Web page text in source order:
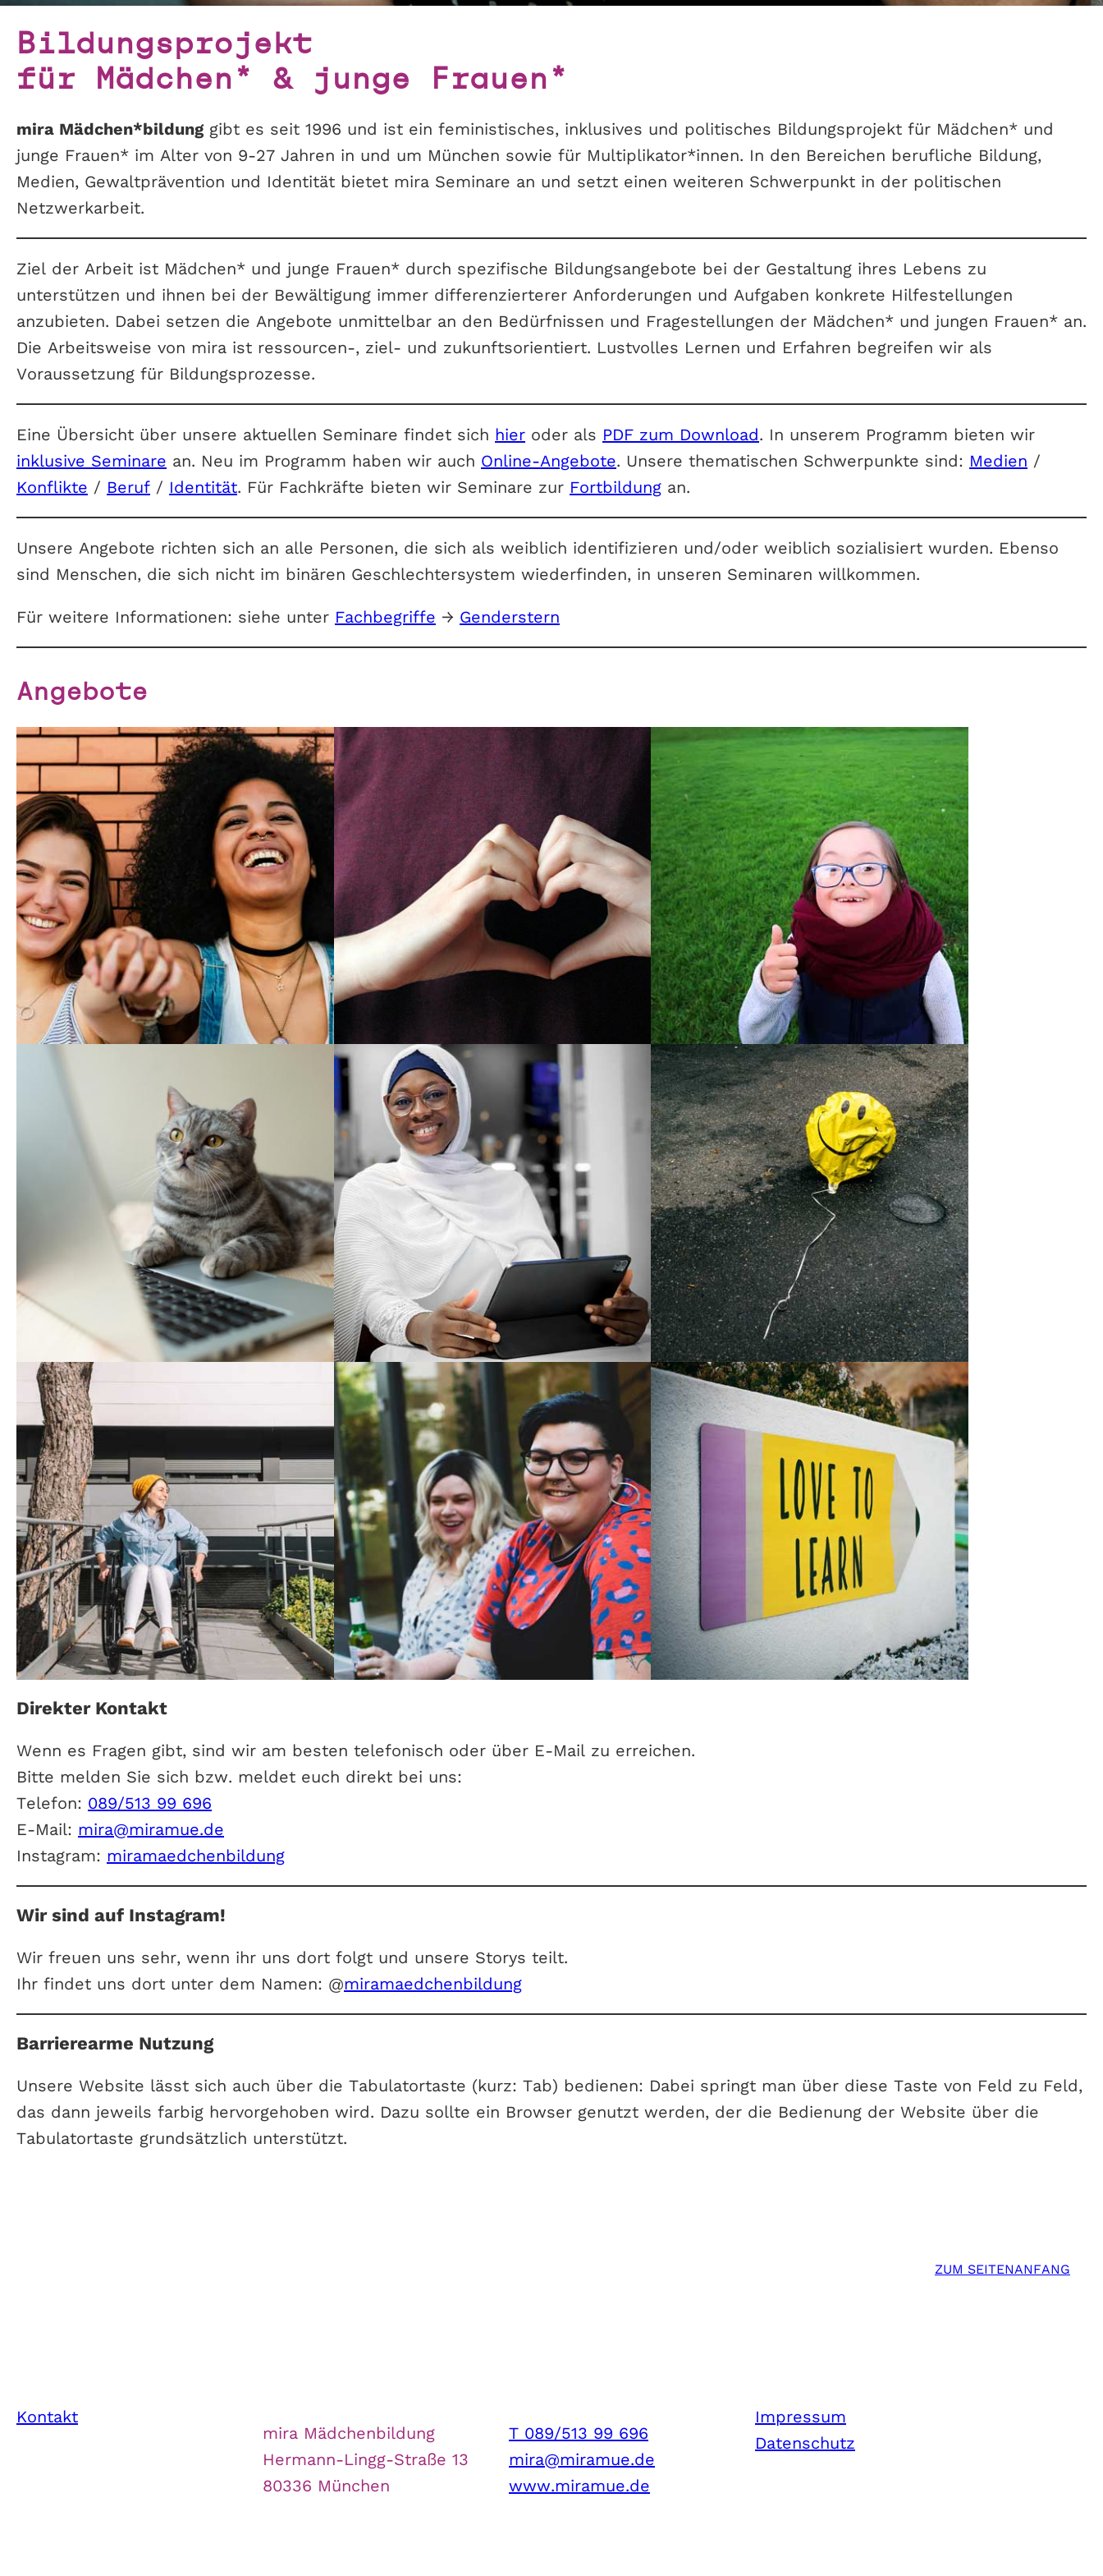
Bildungsprojekt
für Mädchen* & junge Frauen*
mira Mädchen*bildung gibt es seit 1996 und ist ein feministisches, inklusives und politisches Bildungsprojekt für Mädchen* und
junge Frauen* im Alter von 9-27 Jahren in und um München sowie für Multiplikator*innen. In den Bereichen berufliche Bildung,
Medien, Gewaltprävention und Identität bietet mira Seminare an und setzt einen weiteren Schwerpunkt in der politischen
Netzwerkarbeit.
Ziel der Arbeit ist Mädchen* und junge Frauen* durch spezifische Bildungsangebote bei der Gestaltung ihres Lebens zu
unterstützen und ihnen bei der Bewältigung immer differenzierterer Anforderungen und Aufgaben konkrete Hilfestellungen
anzubieten. Dabei setzen die Angebote unmittelbar an den Bedürfnissen und Fragestellungen der Mädchen* und jungen Frauen* an.
Die Arbeitsweise von mira ist ressourcen-, ziel- und zukunftsorientiert. Lustvolles Lernen und Erfahren begreifen wir als
Voraussetzung für Bildungsprozesse.
Eine Übersicht über unsere aktuellen Seminare findet sich hier oder als PDF zum Download. In unserem Programm bieten wir
inklusive Seminare an. Neu im Programm haben wir auch Online-Angebote. Unsere thematischen Schwerpunkte sind: Medien /
Konflikte / Beruf / Identität. Für Fachkräfte bieten wir Seminare zur Fortbildung an.
Unsere Angebote richten sich an alle Personen, die sich als weiblich identifizieren und/oder weiblich sozialisiert wurden. Ebenso
sind Menschen, die sich nicht im binären Geschlechtersystem wiederfinden, in unseren Seminaren willkommen.
Für weitere Informationen: siehe unter Fachbegriffe → Genderstern
Angebote
Direkter Kontakt
Wenn es Fragen gibt, sind wir am besten telefonisch oder über E-Mail zu erreichen.
Bitte melden Sie sich bzw. meldet euch direkt bei uns:
Telefon: 089/513 99 696
E-Mail: mira@miramue.de
Instagram: miramaedchenbildung
Wir sind auf Instagram!
Wir freuen uns sehr, wenn ihr uns dort folgt und unsere Storys teilt.
Ihr findet uns dort unter dem Namen: @miramaedchenbildung
Barrierearme Nutzung
Unsere Website lässt sich auch über die Tabulatortaste (kurz: Tab) bedienen: Dabei springt man über diese Taste von Feld zu Feld,
das dann jeweils farbig hervorgehoben wird. Dazu sollte ein Browser genutzt werden, der die Bedienung der Website über die
Tabulatortaste grundsätzlich unterstützt.
ZUM SEITENANFANG
Kontakt
mira Mädchenbildung
Hermann-Lingg-Straße 13
80336 München
T 089/513 99 696
mira@miramue.de
www.miramue.de
Impressum
Datenschutz